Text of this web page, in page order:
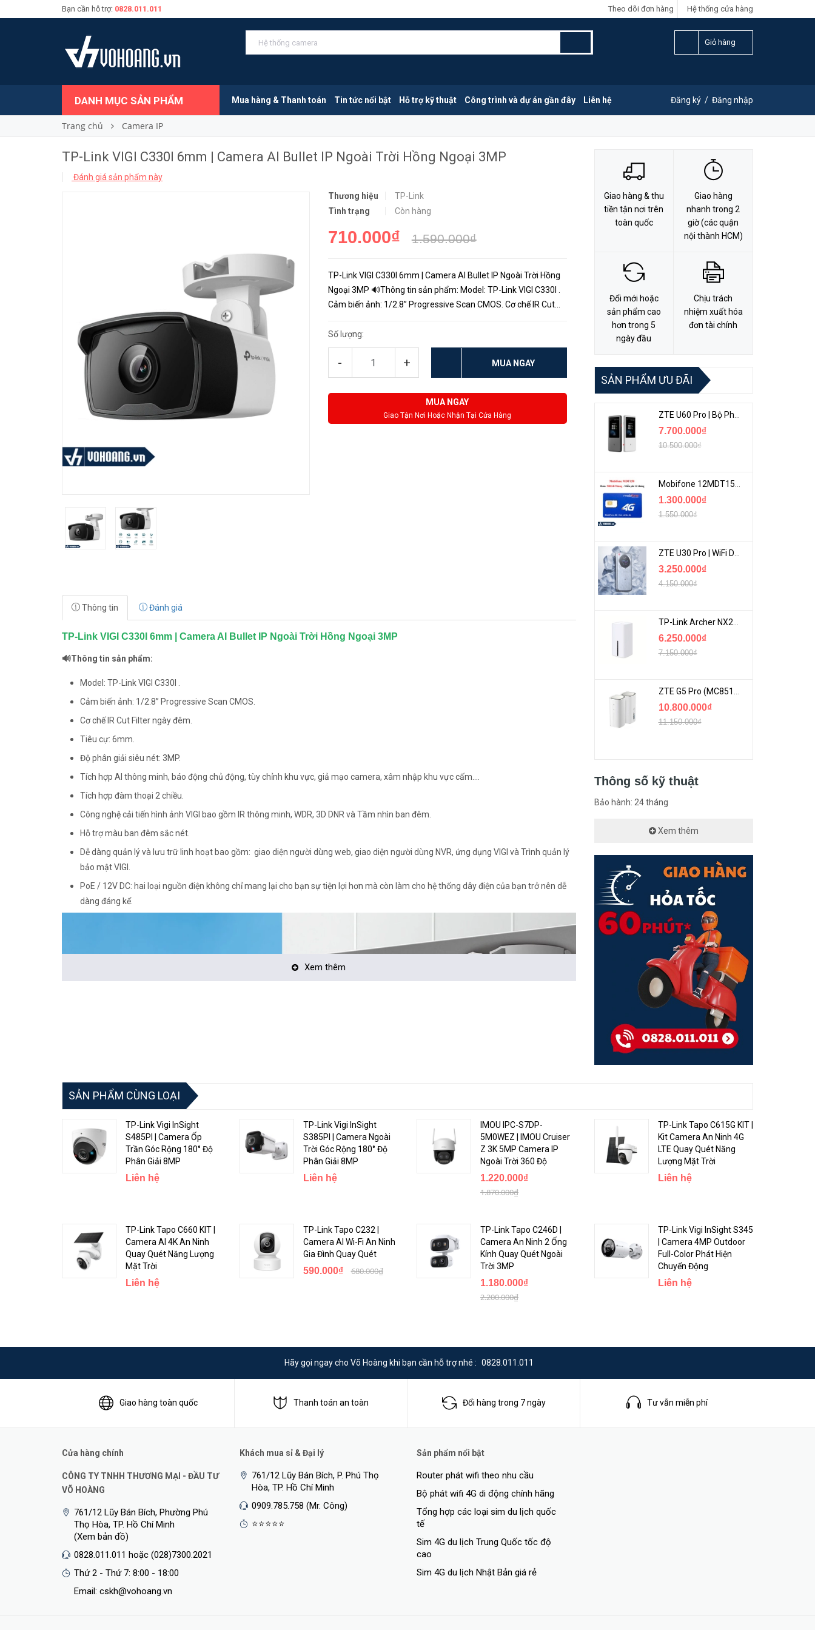
Bạn cần hỗ trợ: 0828.011.011 Hệ thống cửa hàng
Theo dõi đơn hàng
Giỏ hàng
DANH MỤC SẢN PHẨM Mua hàng & Thanh toán Tin tức nổi bật Hỗ trợ kỹ thuật Công trình và dự án gần đây Liên hệ Đăng ký / Đăng nhập
Trang chủ Camera IP
TP-Link VIGI C330I 6mm | Camera AI Bullet IP Ngoài Trời Hồng Ngoại 3MP
Đánh giá sản phẩm này
Thương hiệu
TP-Link
Tình trạng
Còn hàng
710.000₫ 1.590.000₫
TP-Link VIGI C330I 6mm | Camera AI Bullet IP Ngoài Trời Hồng
Ngoại 3MP 🔊Thông tin sản phẩm: Model: TP-Link VIGI C330I .
Cảm biến ảnh: 1/2.8” Progressive Scan CMOS. Cơ chế IR Cut
Số lượng:
- + MUA NGAY
MUA NGAY
Giao Tận Nơi Hoặc Nhận Tại Cửa Hàng
MUA NGAY LIÊN HỆ ĐẶT HÀNG
Thông tin Đánh giá
TP-Link VIGI C330I 6mm | Camera AI Bullet IP Ngoài Trời Hồng Ngoại 3MP
🔊Thông tin sản phẩm:
Model: TP-Link VIGI C330I .
Cảm biến ảnh: 1/2.8” Progressive Scan CMOS.
Cơ chế IR Cut Filter ngày đêm.
Tiêu cự: 6mm.
Độ phân giải siêu nét: 3MP.
Tích hợp AI thông minh, báo động chủ động, tùy chỉnh khu vực, giả mạo camera, xâm nhập khu vực cấm....
Tích hợp đàm thoại 2 chiều.
Công nghệ cải tiến hình ảnh VIGI bao gồm IR thông minh, WDR, 3D DNR và Tầm nhìn ban đêm.
Hỗ trợ màu ban đêm sắc nét.
Dễ dàng quản lý và lưu trữ linh hoạt bao gồm: giao diện người dùng web, giao diện người dùng NVR, ứng dụng VIGI và Trình quản lý
bảo mật VIGI.
PoE / 12V DC: hai loại nguồn điện không chỉ mang lại cho bạn sự tiện lợi hơn mà còn làm cho hệ thống dây điện của bạn trở nên dễ
dàng đáng kể.
nét cả ngày lẫn đêm.
Thuật Toán Phân Biệt Người Và Phương Tiện
TP-Link VIGI C330I
được trang bị thuật toán AI thông minh giúp bạn có thể xác định rõ ràng người và phương tiện 1 cách dễ dàng, báo
động khi có phát hiện chuyển động.
Xem thêm
Giao hàng & thu
tiền tận nơi trên
toàn quốc
Giao hàng
nhanh trong 2
giờ (các quận
nội thành HCM)
Đổi mới hoặc
sản phẩm cao
hơn trong 5
ngày đầu
Chịu trách
nhiệm xuất hóa
đơn tài chính
SẢN PHẨM ƯU ĐÃI
ZTE U60 Pro | Bộ Phát 5G Cầm Tay Tích Hợp Công Nghệ WiFi 7, Pin 10000mAh
7.700.000₫
10.500.000₫
Mobifone 12MDT150 | Sim Chuyên 4G Mobifone Dung Lượng Cao 500GB/Tháng Gói 1 Năm
1.300.000₫
1.550.000₫
ZTE U30 Pro | WiFi Di Động 5G Tốc Độ Lên Đến 500Mbps, Màn Hình Cảm Ứng
3.250.000₫
4.150.000₫
TP-Link Archer NX200 | Bộ Phát WiFi Dùng Sim 5G Tốc Độ Cao Mới FullBox
6.250.000₫
7.150.000₫
ZTE G5 Pro (MC8512) | Router 5G WiFi7 Be7200 Hỗ Trợ Băng Tần 6Ghz Cực Mạnh
10.800.000₫
11.150.000₫
Thông số kỹ thuật
Bảo hành: 24 tháng
Xem thêm
SẢN PHẨM CÙNG LOẠI
TP-Link Vigi InSight
S485PI | Camera Ốp
Trần Góc Rộng 180° Độ
Phân Giải 8MP
Liên hệ
TP-Link Vigi InSight
S385PI | Camera Ngoài
Trời Góc Rộng 180° Độ
Phân Giải 8MP
Liên hệ
IMOU IPC-S7DP-
5M0WEZ | IMOU Cruiser
Z 3K 5MP Camera IP
Ngoài Trời 360 Độ
1.220.000₫
1.870.000₫
TP-Link Tapo C615G KIT |
Kit Camera An Ninh 4G
LTE Quay Quét Năng
Lượng Mặt Trời
Liên hệ
TP-Link Tapo C660 KIT |
Camera AI 4K An Ninh
Quay Quét Năng Lượng
Mặt Trời
Liên hệ
TP-Link Tapo C232 |
Camera AI Wi-Fi An Ninh
Gia Đình Quay Quét
590.000₫ 680.000₫
TP-Link Tapo C246D |
Camera An Ninh 2 Ống
Kính Quay Quét Ngoài
Trời 3MP
1.180.000₫
2.200.000₫
TP-Link Vigi InSight S345
| Camera 4MP Outdoor
Full-Color Phát Hiện
Chuyển Động
Liên hệ
Hãy gọi ngay cho Võ Hoàng khi bạn cần hỗ trợ nhé : 0828.011.011
Giao hàng toàn quốc Thanh toán an toàn Đổi hàng trong 7 ngày Tư vẫn miễn phí
Cửa hàng chính
CÔNG TY TNHH THƯƠNG MẠI - ĐẦU TƯ
VÕ HOÀNG
761/12 Lũy Bán Bích, Phường Phú
Thọ Hòa, TP. Hồ Chí Minh
(Xem bản đồ)
0828.011.011 hoặc (028)7300.2021
Thứ 2 - Thứ 7: 8:00 - 18:00
Email: cskh@vohoang.vn
Khách mua sỉ & Đại lý
761/12 Lũy Bán Bích, P. Phú Thọ
Hòa, TP. Hồ Chí Minh
0909.785.758 (Mr. Công)
⭐⭐⭐⭐⭐
Sản phẩm nổi bật
Router phát wifi theo nhu cầu
Bộ phát wifi 4G di động chính hãng
Tổng hợp các loại sim du lịch quốc
tế
Sim 4G du lịch Trung Quốc tốc độ
cao
Sim 4G du lịch Nhật Bản giá rẻ